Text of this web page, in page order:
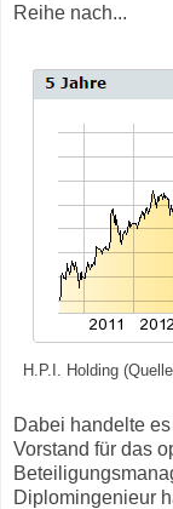
Reihe nach...
H.P.I. Holding
Dabei handelte
Vorstand für das
Diplomingenieur